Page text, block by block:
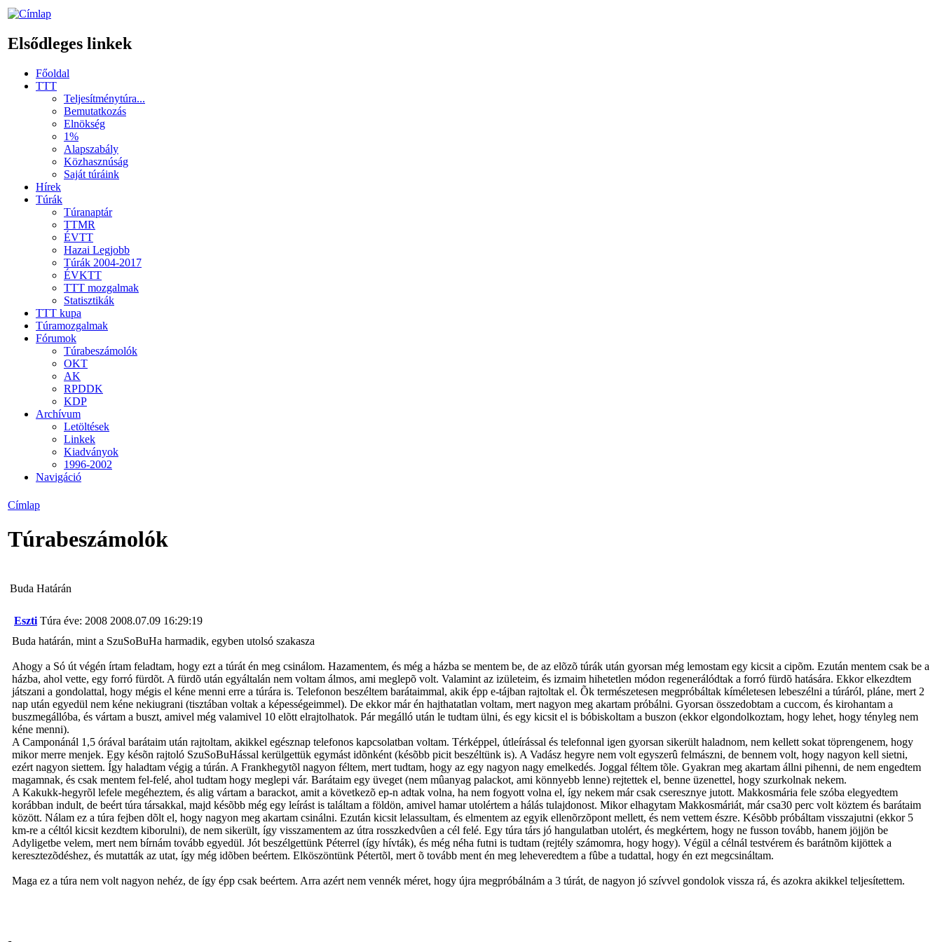
Elsődleges linkek
Főoldal
TTT
Teljesítménytúra...
Bemutatkozás
Elnökség
1%
Alapszabály
Közhasznúság
Saját túráink
Hírek
Túrák
Túranaptár
TTMR
ÉVTT
Hazai Legjobb
Túrák 2004-2017
ÉVKTT
TTT mozgalmak
Statisztikák
TTT kupa
Túramozgalmak
Fórumok
Túrabeszámolók
OKT
AK
RPDDK
KDP
Archívum
Letöltések
Linkek
Kiadványok
1996-2002
Navigáció
Címlap
Túrabeszámolók
Buda Határán
Eszti Túra éve: 2008 2008.07.09 16:29:19
Buda határán, mint a SzuSoBuHa harmadik, egyben utolsó szakasza
Ahogy a Só út végén írtam feladtam, hogy ezt a túrát én meg csinálom. Hazamentem, és még a házba se mentem be, de az elõzõ túrák után gyorsan még lemostam egy kicsit a cipõm. Ezután mentem csak be a
házba, ahol vette, egy forró fürdõt. A fürdõ után egyáltalán nem voltam álmos, ami meglepõ volt. Valamint az izületeim, és izmaim hihetetlen módon regenerálódtak a forró fürdõ hatására. Ekkor elkezdtem
játszani a gondolattal, hogy mégis el kéne menni erre a túrára is. Telefonon beszéltem barátaimmal, akik épp e-tájban rajtoltak el. Õk természetesen megpróbáltak kíméletesen lebeszélni a túráról, pláne, mert 2
nap után egyedül nem kéne nekiugrani (tisztában voltak a képességeimmel). De ekkor már én hajthatatlan voltam, mert nagyon meg akartam próbálni. Gyorsan összedobtam a cuccom, és kirohantam a
buszmegállóba, és vártam a buszt, amivel még valamivel 10 elõtt elrajtolhatok. Pár megálló után le tudtam ülni, és egy kicsit el is bóbiskoltam a buszon (ekkor elgondolkoztam, hogy lehet, hogy tényleg nem
kéne menni).
A Camponánál 1,5 órával barátaim után rajtoltam, akikkel egésznap telefonos kapcsolatban voltam. Térképpel, útleírással és telefonnal igen gyorsan sikerült haladnom, nem kellett sokat töprengenem, hogy
mikor merre menjek. Egy késõn rajtoló SzuSoBuHással kerülgettük egymást idõnként (késõbb picit beszéltünk is). A Vadász hegyre nem volt egyszerû felmászni, de bennem volt, hogy nagyon kell sietni,
ezért nagyon siettem. Így haladtam végig a túrán. A Frankhegytõl nagyon féltem, mert tudtam, hogy az egy nagyon nagy emelkedés. Joggal féltem tõle. Gyakran meg akartam állni pihenni, de nem engedtem
magamnak, és csak mentem fel-felé, ahol tudtam hogy meglepi vár. Barátaim egy üveget (nem mûanyag palackot, ami könnyebb lenne) rejtettek el, benne üzenettel, hogy szurkolnak nekem.
A Kakukk-hegyrõl lefele megéheztem, és alig vártam a barackot, amit a következõ ep-n adtak volna, ha nem fogyott volna el, így nekem már csak cseresznye jutott. Makkosmária fele szóba elegyedtem
korábban indult, de beért túra társakkal, majd késõbb még egy leírást is találtam a földön, amivel hamar utolértem a hálás tulajdonost. Mikor elhagytam Makkosmáriát, már csa30 perc volt köztem és barátaim
között. Nálam ez a túra fejben dõlt el, hogy nagyon meg akartam csinálni. Ezután kicsit lelassultam, és elmentem az egyik ellenõrzõpont mellett, és nem vettem észre. Késõbb próbáltam visszajutni (ekkor 5
km-re a céltól kicsit kezdtem kiborulni), de nem sikerült, így visszamentem az útra rosszkedvûen a cél felé. Egy túra társ jó hangulatban utolért, és megkértem, hogy ne fusson tovább, hanem jöjjön be
Adyligetbe velem, mert nem bírnám tovább egyedül. Jót beszélgettünk Péterrel (így hívták), és még néha futni is tudtam (rejtély számomra, hogy hogy). Végül a célnál testvérem és barátnõm kijöttek a
keresztezõdéshez, és mutatták az utat, így még idõben beértem. Elköszöntünk Pétertõl, mert õ tovább ment én meg leheveredtem a fûbe a tudattal, hogy én ezt megcsináltam.
Maga ez a túra nem volt nagyon nehéz, de így épp csak beértem. Arra azért nem vennék méret, hogy újra megpróbálnám a 3 túrát, de nagyon jó szívvel gondolok vissza rá, és azokra akikkel teljesítettem.